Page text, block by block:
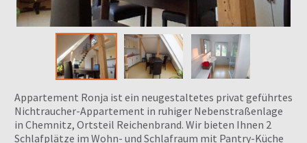
Appartement Ronja ist ein neugestaltetes privat geführtes
Nichtraucher-Appartement in ruhiger Nebenstraßenlage
in Chemnitz, Ortsteil Reichenbrand. Wir bieten Ihnen 2
Schlafplätze im Wohn- und Schlafraum mit Pantry-Küche